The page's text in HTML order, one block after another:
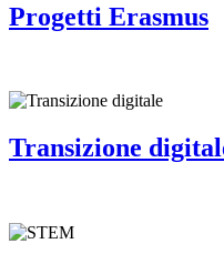
Progetti Erasmus
Transizione